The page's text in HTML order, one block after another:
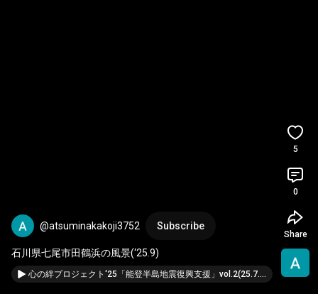
@atsuminakakoji3752 Subscribe
石川県七尾市田鶴浜の風景(‘25.9)
心の絆プロジェクト‘25「能登半島地震復興支援」vol.2(25.7.1)
5
0
Share